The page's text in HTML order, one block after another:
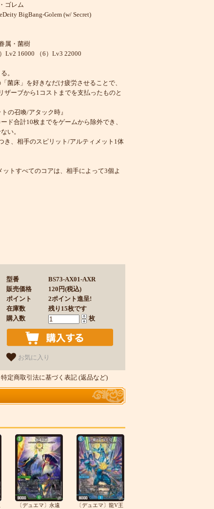
ゴレム
BigBang-Golem (w/ Secret)
属・菌樹
Lv2 16000 （6）Lv3 22000
。
菌床」を好きなだけ疲労させることで、
ザーブから1コストまでを支払ったものと
の召喚/アタック時』
ド合計10枚までをゲームから除外でき、
い。
き、相手のスピリット/アルティメット1体
トすべてのコアは、相手によって3個よ
型番
BS73-AX01-AXR
販売価格
120円(税込)
ポイント
2ポイント進呈!
在庫数
残り15枚です
購入数
枚
お気に入り
特定商取引法に基づく表記 (返品など)
〔デュエマ〕永遠
〔デュエマ〕龍V王